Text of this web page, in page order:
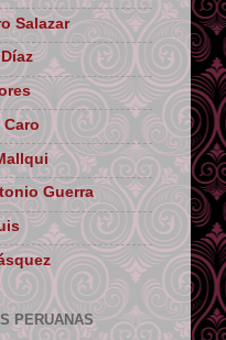
Salazar
Guerra
PERUANAS